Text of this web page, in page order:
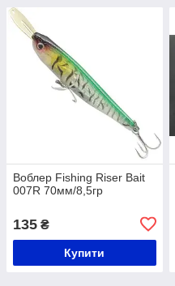
Воблер Fishing Riser Bait
007R 70мм/8,5гр
135 ₴
Купити